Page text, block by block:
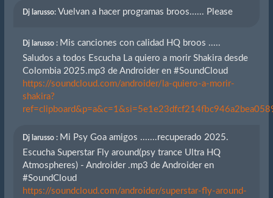
Dj larusso: Vuelvan a hacer programas broos...... Please
Dj larusso : Mis canciones con calidad HQ broos .....
Saludos a todos Escucha La quiero a morir Shakira desde
Colombia 2025.mp3 de Androider en #SoundCloud
https://soundcloud.com/androider/la-quiero-a-morir-
shakira?
Dj larusso : Mi Psy Goa amigos .......recuperado 2025.
Escucha Superstar Fly around(psy trance Ultra HQ
Atmospheres) - Androider .mp3 de Androider en
#SoundCloud
https://soundcloud.com/androider/superstar-fly-around-